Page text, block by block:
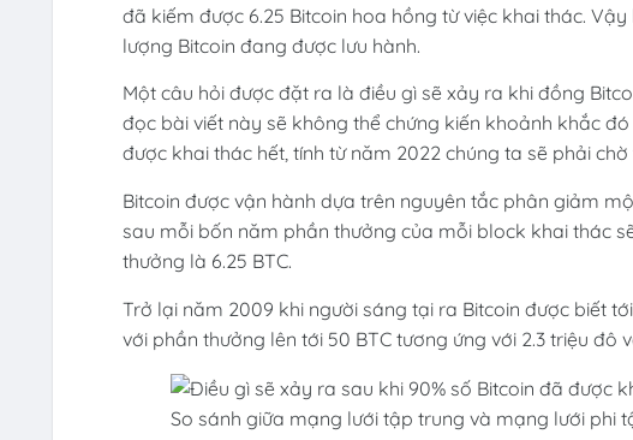
đã kiếm được 6.25 Bitcoin hoa hồng từ việc khai thác.
lượng Bitcoin đang được lưu hành.
Một câu hỏi được đặt ra là điều gì sẽ xảy ra khi đồng
đọc bài viết này sẽ không thể chứng kiến khoảnh khắc
được khai thác hết, tính từ năm 2022 chúng ta sẽ phải chờ
Bitcoin được vận hành dựa trên nguyên tắc phân giảm
sau mỗi bốn năm phần thưởng của mỗi block khai thác
thưởng là 6.25 BTC.
Trở lại năm 2009 khi người sáng tại ra Bitcoin được biết
với phần thưởng lên tới 50 BTC tương ứng với 2.3 triệu đô
So sánh giữa mạng lưới tập trung và mạng lưới phi